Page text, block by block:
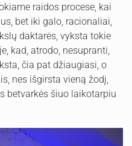
raidos procese, kai
bet iki galo, racionaliai,
daktarės, vyksta tokie
kad, atrodo, nesupranti,
čia pat džiaugiasi, o
nes išgirsta vieną žodį,
betvarkės šiuo laikotarpiu